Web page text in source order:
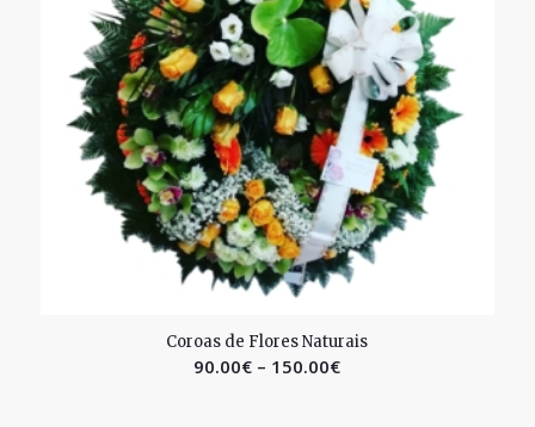
Coroas de Flores Naturais
90.00€ – 150.00€